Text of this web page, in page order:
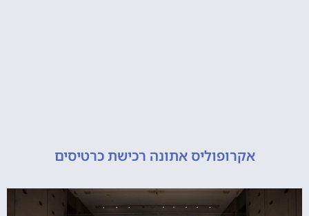
אקרופוליס אתונה רכישת כרטיסים